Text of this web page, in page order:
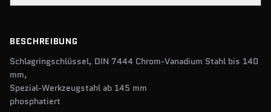
BESCHREIBUNG
Schlagringschlüssel, DIN 7444 Chrom-Vanadium Stahl bis 140
mm,
Spezial-Werkzeugstahl ab 145 mm
phosphatiert